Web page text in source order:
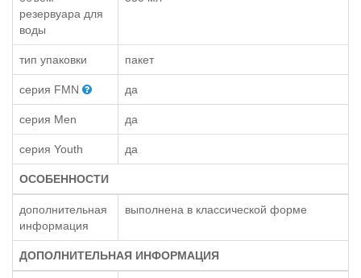
резервуара для
воды
тип упаковки пакет
серия FMN да
серия Men да
серия Youth да
ОСОБЕННОСТИ
дополнительная
информация
выполнена в классической форме
ДОПОЛНИТЕЛЬНАЯ ИНФОРМАЦИЯ